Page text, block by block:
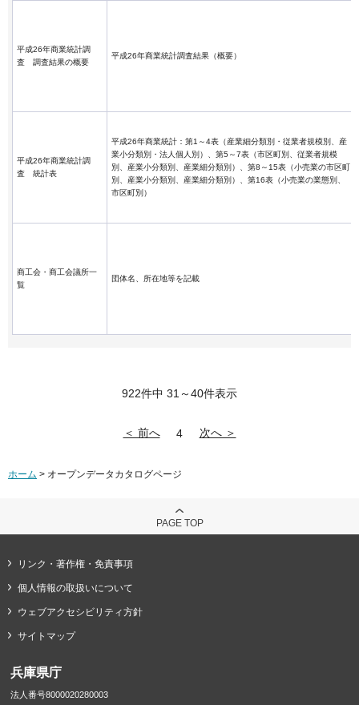
平成26年商業統計調
査 調査結果の概要
平成26年商業統計調査結果（概要）
平成26年商業統計調
査 統計表
平成26年商業統計：第1～4表（産業細分類別・従業者規模別、産
業小分類別・法人個人別）、第5～7表（市区町別、従業者規模
別、産業小分類別、産業細分類別）、第8～15表（小売業の市区町
別、産業小分類別、産業細分類別）、第16表（小売業の業態別、
市区町別）
商工会・商工会議所一
覧
団体名、所在地等を記載
922件中 31～40件表示
＜ 前へ 4 次へ ＞
ホーム > オープンデータカタログページ
PAGE TOP
リンク・著作権・免責事項
個人情報の取扱いについて
ウェブアクセシビリティ方針
サイトマップ
兵庫県庁
法人番号8000020280003